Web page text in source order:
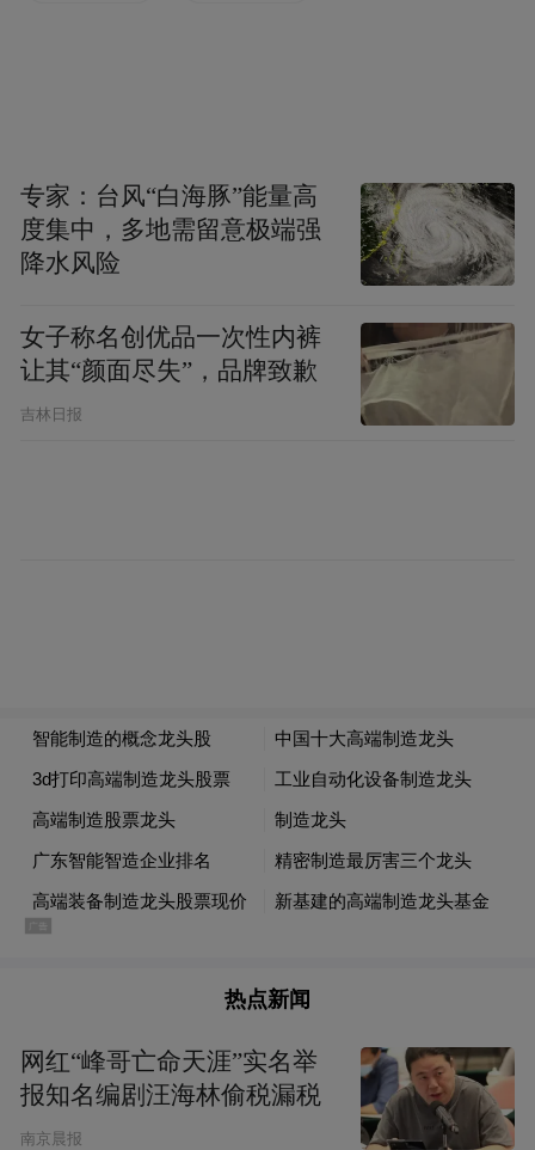
专家：台风“白海豚”能量高
度集中，多地需留意极端强
降水风险
女子称名创优品一次性内裤
让其“颜面尽失”，品牌致歉
吉林日报
热点新闻
网红“峰哥亡命天涯”实名举
报知名编剧汪海林偷税漏税
南京晨报